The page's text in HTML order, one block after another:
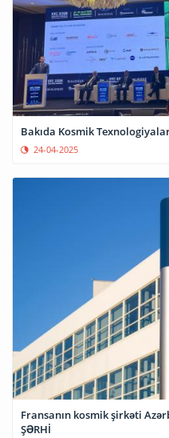
Bakıda Kosmik
24-04-2025
Fransanın kosmik şirkəti
ŞƏRHİ